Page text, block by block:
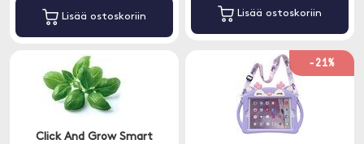
Lisää ostoskoriin Lisää ostoskoriin
Click And Grow Smart
-21%